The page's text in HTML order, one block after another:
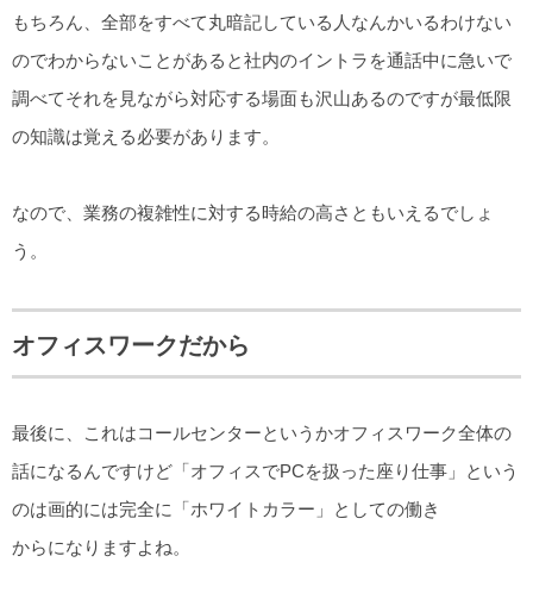
もちろん、全部をすべて丸暗記している人なんかいるわけない
のでわからないことがあると社内のイントラを通話中に急いで
調べてそれを見ながら対応する場面も沢山あるのですが最低限
の知識は覚える必要があります。
なので、業務の複雑性に対する時給の高さともいえるでしょ
う。
オフィスワークだから
最後に、これはコールセンターというかオフィスワーク全体の
話になるんですけど「オフィスでPCを扱った座り仕事」という
のは画的には完全に「ホワイトカラー」としての働き
からになりますよね。